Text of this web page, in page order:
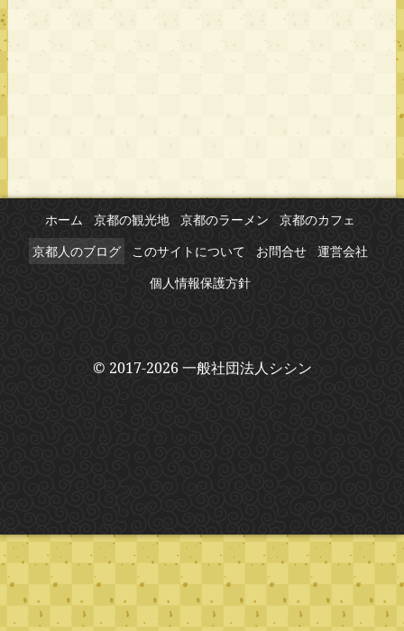
ホーム 京都の観光地 京都のラーメン
京都のカフェ
京都人のブログ
このサイトについて お問合せ
運営会社
個人情報保護方針
© 2017-2026 一般社団法人シシン